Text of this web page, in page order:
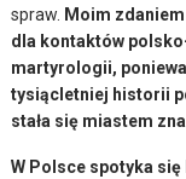
spraw. Moim
dla kontaktów
martyrologii,
tysiącletniej historii
stała się miastem
W Polsce spotyka